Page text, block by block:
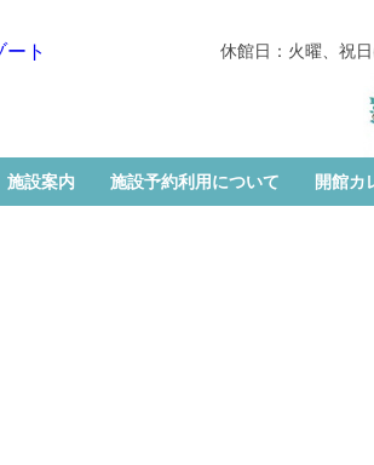
休館日：火曜、祝
施設案内 施設予約利用について 開館カ